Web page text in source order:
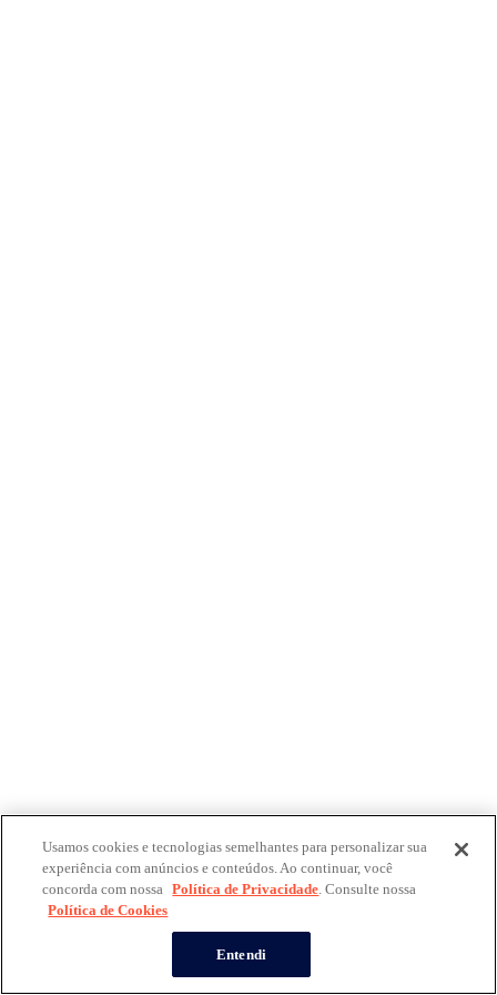
Usamos cookies e tecnologias semelhantes para personalizar sua
experiência com anúncios e conteúdos. Ao continuar, você
concorda com nossa Política de Privacidade. Consulte nossa
Política de Cookies
Entendi